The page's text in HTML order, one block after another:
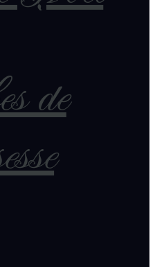
de